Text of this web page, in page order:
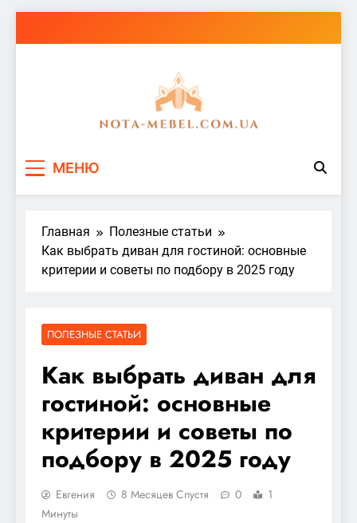
МЕНЮ
Главная
Полезные статьи
Как выбрать диван для гостиной: основные
критерии и советы по подбору в 2025 году
ПОЛЕЗНЫЕ СТАТЬИ
Как выбрать диван для
гостиной: основные
критерии и советы по
подбору в 2025 году
Евгения 8 Месяцев Спустя 0
1
Минуты